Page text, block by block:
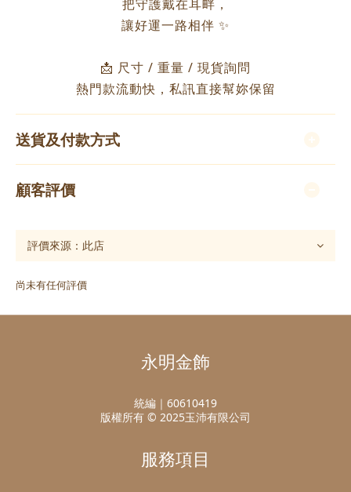
把守護戴在耳畔，
讓好運一路相伴 ✨
📩 尺寸 / 重量 / 現貨詢問
熱門款流動快，私訊直接幫妳保留
送貨及付款方式
顧客評價
尚未有任何評價
永明金飾
統編｜60610419
版權所有 © 2025玉沛有限公司
服務項目